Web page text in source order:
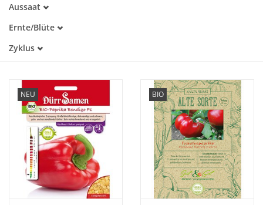
Katalog
Alte Sorte
Trockenheitstolerant
Lichtkeimer
Aussaat
Februar
März
Juni
Juli
August
September
Ernte/Blüte
Juni
August
September
Oktober
November
Zyklus
NEU BIO